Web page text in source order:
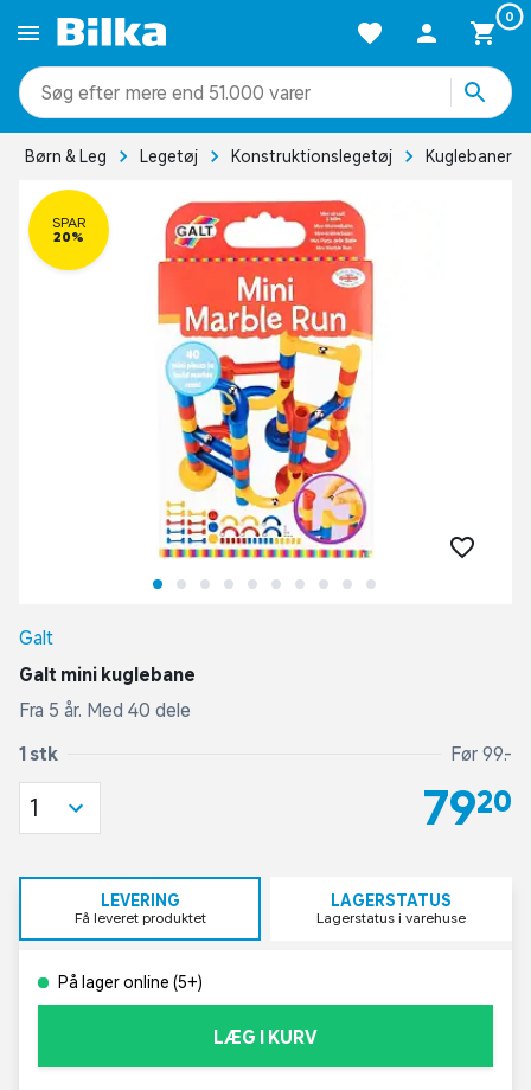
0
mere end 51.000 varer
Børn & Leg Legetøj Konstruktionslegetøj Kuglebaner
SPAR
20%
Galt
Galt mini kuglebane
Fra 5 år. Med 40 dele
1 stk Før 99,-
79,20
1
LEVERING
Få leveret produktet
LAGERSTATUS
Lagerstatus i varehuse
På lager online (5+)
LÆG I KURV